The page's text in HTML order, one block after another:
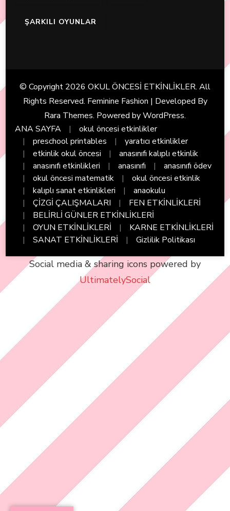
ŞARKILI OYUNLAR
© Copyright 2026 OKUL ÖNCESİ ETKİNLİKLER. All
Rights Reserved. Feminine Fashion | Developed By
Rara Themes. Powered byWordPress.
ANA SAYFA
okul öncesi etkinlikler
preschool printables
yaratıcı etkinlikler
etkinlik okul öncesi
anasınıfı kalıplı etkinlik
anasınıfı etkinlikleri
anasınıfı
anasınıfı ödev
okul öncesi matematik
okul öncesi etkinlik
kalıplı sanat etkinlikleri
anaokulu
ÇİZGİ ÇALIŞMALARI
FEN ETKİNLİKLERİ
BELİRLİ GÜNLER ETKİNLİKLERİ
OYUN ETKİNLİKLERİ
KARNE ETKİNLİKLERİ
SANAT ETKİNLİKLERİ
Gizlilik Politikası
Social media & sharing icons powered by
UltimatelySocial